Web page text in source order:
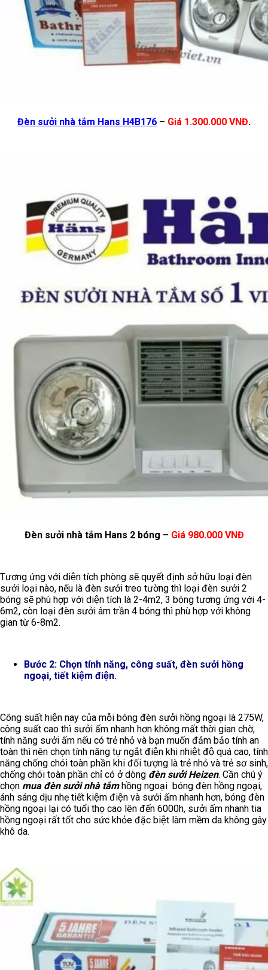
Đèn sưởi nhà tắm Hans H4B176 – Giá 1.300.000 VNĐ.
Đèn sưởi nhà tắm Hans 2 bóng – Giá 980.000 VNĐ
Tương ứng với diện tích phòng sẽ quyết định sở hữu loại đèn
sưởi loại nào, nếu là đèn sưởi treo tường thì loại đèn sưởi 2
bóng sẽ phù hợp với diện tích là 2-4m2, 3 bóng tương ứng với 4-
6m2, còn loại đèn sưởi âm trần 4 bóng thì phù hợp với không
gian từ 6-8m2.
Bước 2: Chọn tính năng, công suất, đèn sưởi hồng
ngoại, tiết kiệm điện.
Công suất hiện nay của mỗi bóng đèn sưởi hồng ngoại là 275W,
công suất cao thì sưởi ấm nhanh hơn không mất thời gian chờ,
tính năng sưởi ấm nếu có trẻ nhỏ và bạn muốn đảm bảo tính an
toàn thì nên chọn tính năng tự ngắt điện khi nhiệt độ quá cao, tính
năng chống chói toàn phần khi đối tượng là trẻ nhỏ và trẻ sơ sinh,
chống chói toàn phần chỉ có ở dòng đèn sưởi Heizen. Cần chú ý
chọn mua đèn sưởi nhà tắmhồng ngoại bóng đèn hồng ngoại,
ánh sáng dịu nhẹ tiết kiệm điện và sưởi ấm nhanh hơn, bóng đèn
hồng ngoại lại có tuổi thọ cao lên đến 6000h, sưởi ấm nhanh tia
hồng ngoại rất tốt cho sức khỏe đặc biệt làm mềm da không gây
khô da.